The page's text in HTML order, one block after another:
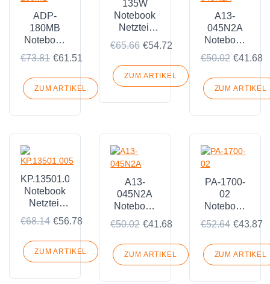
ADP-
180MB
Notebook
Netzteil
Passend
für Acer
Predator
Helios 300
€73.81 €61.51
ZUM ARTIKEL
135W
Notebook
Netzteil
Passend
für Acer
Aspire
ADP-
135KB T
€65.66 €54.72
ZUM ARTIKEL
A13-
045N2A
Notebook
Netzteil
Passend
für Acer
Aspire E3
E3-111 E3-
E3-112-
P1GT
€50.02 €41.68
ZUM ARTIKEL
KP.13501.005
Notebook
Netzteil
Passend
für Acer
Aspire V15
Nitro VN7-
592G-
€68.14 €56.78
ZUM ARTIKEL
A13-
045N2A
Notebook
Netzteil
Passend
für ACER
Aspire
ES1-411-
€50.02 €41.68
ZUM ARTIKEL
PA-1700-
02
Notebook
Netzteil
Passend
für Acer
Aspire
1400
€52.64 €43.87
ZUM ARTIKEL